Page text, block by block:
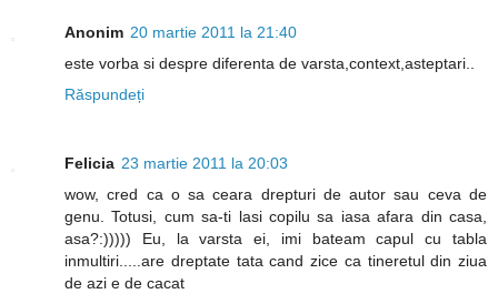
Anonim 20 martie 2011 la 21:40
este vorba si despre diferenta de varsta,context,asteptari..
Răspundeți
Felicia 23 martie 2011 la 20:03
wow, cred ca o sa ceara drepturi de autor sau ceva de
genu. Totusi, cum sa-ti lasi copilu sa iasa afara din casa,
asa?:))))) Eu, la varsta ei, imi bateam capul cu tabla
inmultiri.....are dreptate tata cand zice ca tineretul din ziua
de azi e de cacat